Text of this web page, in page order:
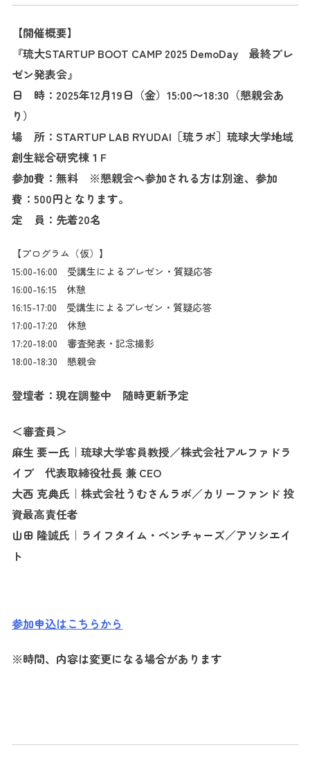
【開催概要】
『琉大STARTUP BOOT CAMP 2025 DemoDay 最終プレ
ゼン発表会』
日 時：2025年12月19日（金）15:00〜18:30（懇親会あ
り）
場 所：STARTUP LAB RYUDAI［琉ラボ］琉球大学地域
創生総合研究棟１F
参加費：無料 ※懇親会へ参加される方は別途、参加
費：500円となります。
定 員：先着20名
【プログラム（仮）】
15:00-16:00 受講生によるプレゼン・質疑応答
16:00-16:15 休憩
16:15-17:00 受講生によるプレゼン・質疑応答
17:00-17:20 休憩
17:20-18:00 審査発表・記念撮影
18:00-18:30 懇親会
登壇者：現在調整中 随時更新予定
＜審査員＞
麻生 要一氏｜琉球大学客員教授／株式会社アルファドラ
イブ 代表取締役社長 兼 CEO
大西 克典氏｜株式会社うむさんラボ／カリーファンド 投
資最高責任者
山田 隆誠氏｜ライフタイム・ベンチャーズ／アソシエイ
ト
参加申込はこちらから
※時間、内容は変更になる場合があります